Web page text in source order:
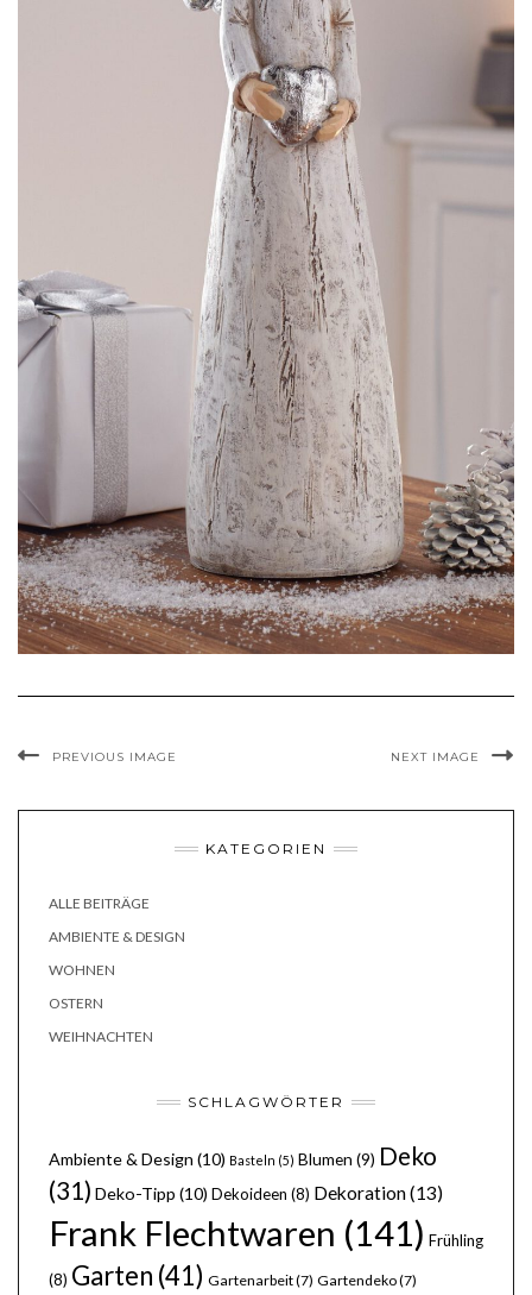
PREVIOUS IMAGE NEXT IMAGE
KATEGORIEN
ALLE BEITRÄGE
AMBIENTE & DESIGN
WOHNEN
OSTERN
WEIHNACHTEN
SCHLAGWÖRTER
Ambiente & Design (10) Basteln (5) Blumen (9) Deko
(31) Deko-Tipp (10) Dekoideen (8) Dekoration(13)
Frank Flechtwaren (141) Frühling
(8) Garten (41) Gartenarbeit(7) Gartendeko(7)